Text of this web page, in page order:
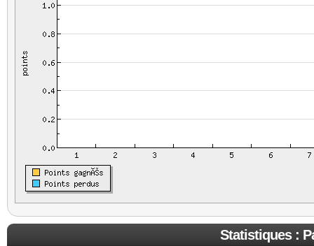
Statistiques :